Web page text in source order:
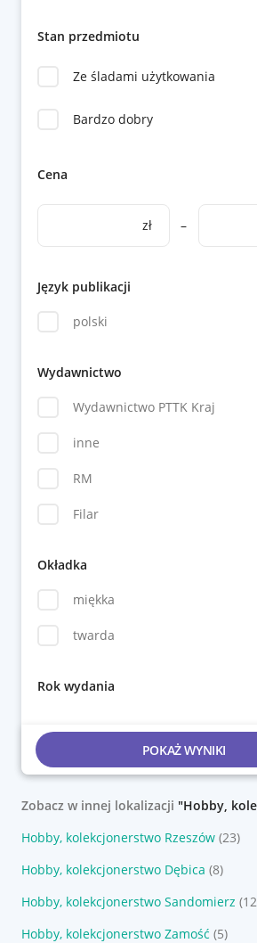
Stan przedmiotu
Ze śladami użytkowania
Bardzo dobry
Cena
zł –
Język publikacji
polski
Wydawnictwo
Wydawnictwo PTTK Kraj
inne
RM
Filar
Okładka
miękka
twarda
Rok wydania
POKAŻ WYNIKI
Zobacz w innej lokalizacji "Hobby,
Hobby, kolekcjonerstwo Rzeszów (23)
Hobby, kolekcjonerstwo Dębica (8)
Hobby, kolekcjonerstwo Sandomierz
Hobby, kolekcjonerstwo Zamość (5)